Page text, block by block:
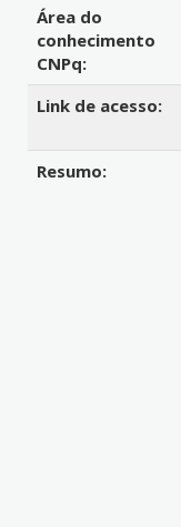
Área do
conhecimento
CNPq:
Link de acesso:
Resumo: